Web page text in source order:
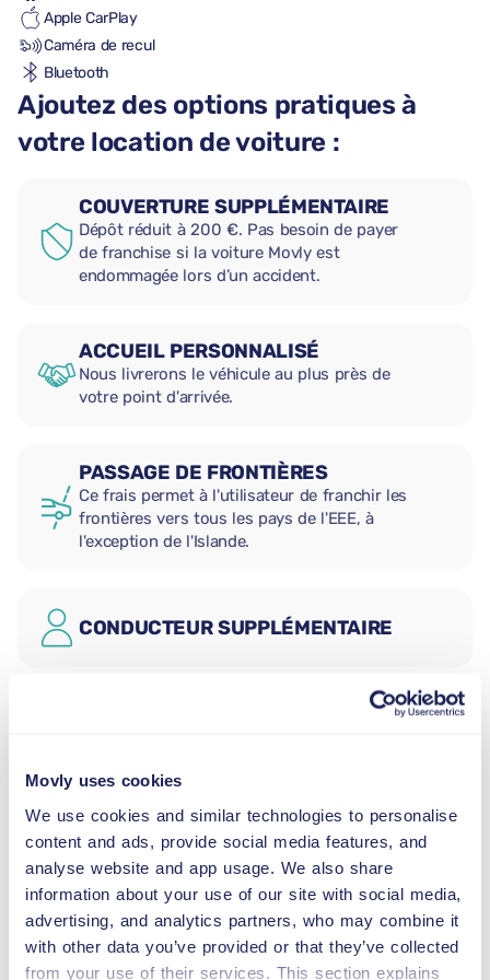
Movly uses cookies
We use cookies and similar technologies to personalise
content and ads, provide social media features, and
analyse website and app usage. We also share
information about your use of our site with social media,
advertising, and analytics partners, who may combine it
with other data you’ve provided or that they’ve collected
from your use of their services. This section explains
Apple CarPlay
Caméra de recul
Bluetooth
Ajoutez des options pratiques à
votre location de voiture :
COUVERTURE SUPPLÉMENTAIRE
Dépôt réduit à 200 €. Pas besoin de payer
de franchise si la voiture Movly est
endommagée lors d’un accident.
ACCUEIL PERSONNALISÉ
Nous livrerons le véhicule au plus près de
votre point d'arrivée.
PASSAGE DE FRONTIÈRES
Ce frais permet à l'utilisateur de franchir les
frontières vers tous les pays de l'EEE, à
l'exception de l'Islande.
CONDUCTEUR SUPPLÉMENTAIRE
SIÈGE AUTO ENFANT
9–18 kg
REHAUSSEUR
15–36 kg